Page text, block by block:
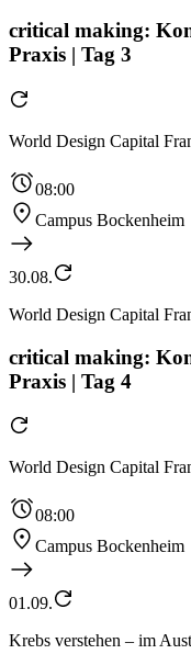
critical making:
Praxis | Tag 3
World Design Capital
08:00
Campus Bockenheim
30.08.
World Design Capital
critical making:
Praxis | Tag 4
World Design Capital
08:00
Campus Bockenheim
01.09.
Krebs verstehen – im